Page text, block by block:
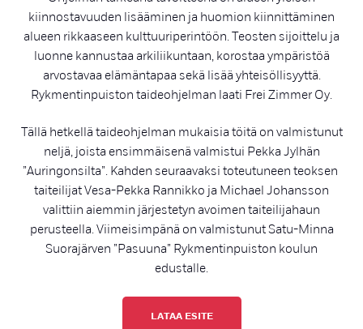
kiinnostavuuden lisääminen ja huomion kiinnittäminen
alueen rikkaaseen kulttuuriperintöön. Teosten sijoittelu ja
luonne kannustaa arkiliikuntaan, korostaa ympäristöä
arvostavaa elämäntapaa sekä lisää yhteisöllisyyttä.
Rykmentinpuiston taideohjelman laati Frei Zimmer Oy.
Tällä hetkellä taideohjelman mukaisia töitä on valmistunut
neljä, joista ensimmäisenä valmistui Pekka Jylhän
”Auringonsilta”. Kahden seuraavaksi toteutuneen teoksen
taiteilijat Vesa-Pekka Rannikko ja Michael Johansson
valittiin aiemmin järjestetyn avoimen taiteilijahaun
perusteella. Viimeisimpänä on valmistunut Satu-Minna
Suorajärven ”Pasuuna” Rykmentinpuiston koulun
edustalle.
LATAA ESITE